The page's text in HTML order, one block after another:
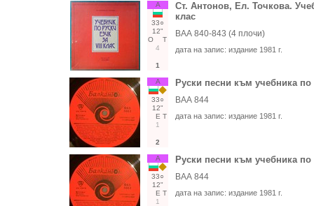
А
33○
12"
О
Т
4
1
Ст. Антонов, Ел. Точкова.
клас
ВАА 840-843 (4 плочи)
дата на запис: издание 1981 г.
А
33○
12"
Е Т
1
2
Руски песни към учебника по
ВАА 844
дата на запис: издание 1981 г.
А
33○
12"
Е Т
1
Руски песни към учебника по
ВАА 844
дата на запис: издание 1981 г.